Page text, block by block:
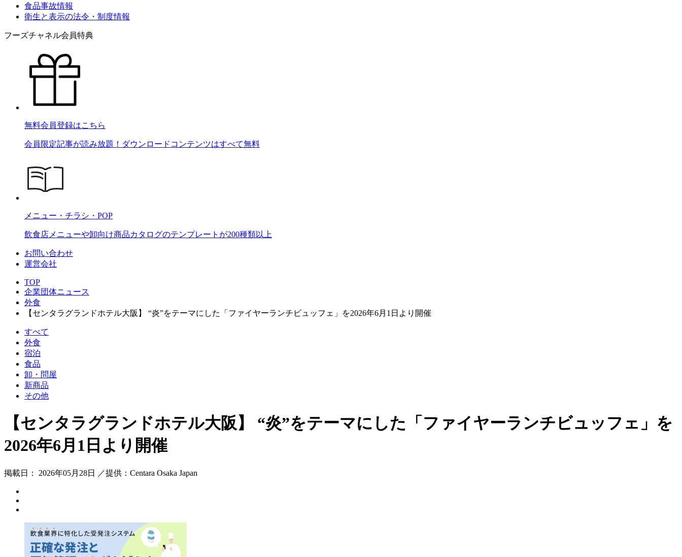
食品事故情報
衛生と表示の法令・制度情報
フーズチャネル会員特典
無料会員登録はこちら
会員限定記事が読み放題！ダウンロードコンテンツはすべて無料
メニュー・チラシ・POP
飲食店メニューや卸向け商品カタログのテンプレートが200種類以上
お問い合わせ
運営会社
TOP
企業団体ニュース
外食
【センタラグランドホテル大阪】 “炎”をテーマにした「ファイヤーランチビュッフェ」を2026年6月1日より開催
すべて
外食
宿泊
食品
卸・問屋
新商品
その他
【センタラグランドホテル大阪】 “炎”をテーマにした「ファイヤーランチビュッフェ」を
2026年6月1日より開催
掲載日： 2026年05月28日 ／提供：Centara Osaka Japan